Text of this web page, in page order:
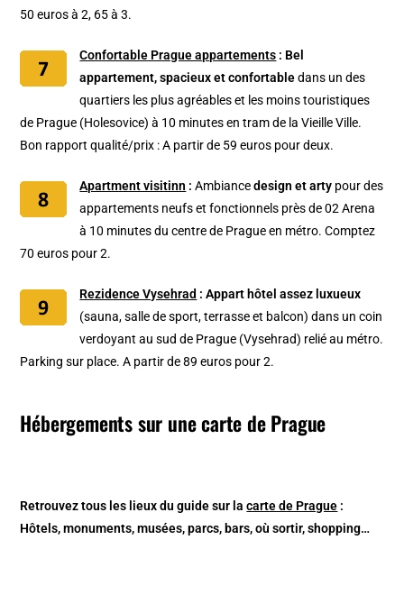
50 euros à 2, 65 à 3.
Confortable Prague appartements : Bel
appartement, spacieux et confortabledans un des
quartiers les plus agréables et les moins touristiques
de Prague (Holesovice) à 10 minutes en tram de la Vieille Ville.
Bon rapport qualité/prix : A partir de 59 euros pour deux.
Apartment visitinn : Ambiancedesign et arty pour des
appartements neufs et fonctionnels près de 02 Arena
à 10 minutes du centre de Prague en métro. Comptez
70 euros pour 2.
Rezidence Vysehrad : Appart hôtel assez luxueux
(sauna, salle de sport, terrasse et balcon) dans un coin
verdoyant au sud de Prague (Vysehrad) relié au métro.
Parking sur place. A partir de 89 euros pour 2.
Hébergements sur une carte de Prague
Retrouvez tous les lieux du guide sur lacarte de Prague :
Hôtels, monuments, musées, parcs, bars, où sortir, shopping…